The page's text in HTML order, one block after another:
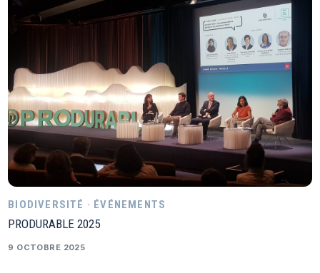
BIODIVERSITÉ · ÉVÉNEMENTS
PRODURABLE 2025
9 OCTOBRE 2025